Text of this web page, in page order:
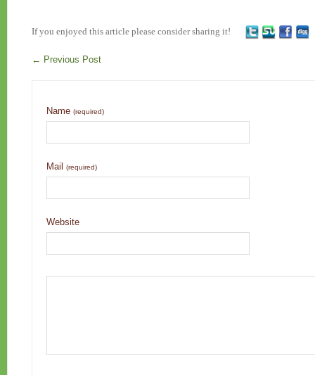
If you enjoyed this article please consider sharing it!
← Previous Post
Name (required)
Mail (required)
Website